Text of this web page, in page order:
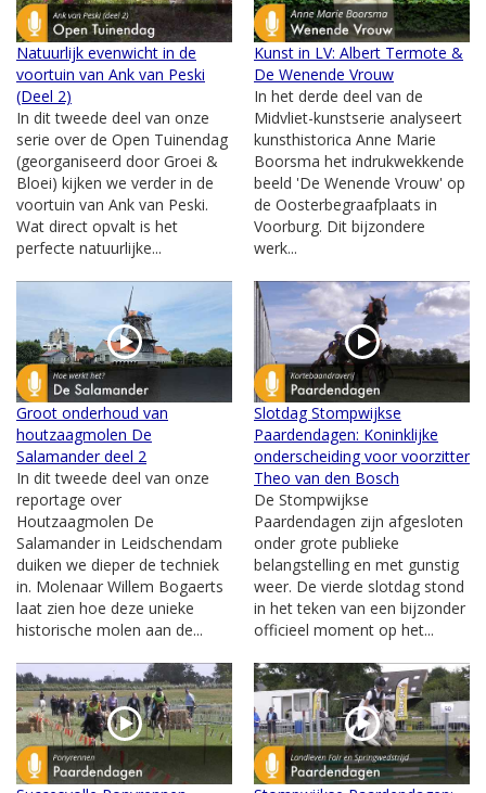
Natuurlijk evenwicht in de
voortuin van Ank van Peski
(Deel 2)
In dit tweede deel van onze
serie over de Open Tuinendag
(georganiseerd door Groei &
Bloei) kijken we verder in de
voortuin van Ank van Peski.
Wat direct opvalt is het
perfecte natuurlijke...
Kunst in LV: Albert Termote &
De Wenende Vrouw
In het derde deel van de
Midvliet-kunstserie analyseert
kunsthistorica Anne Marie
Boorsma het indrukwekkende
beeld 'De Wenende Vrouw' op
de Oosterbegraafplaats in
Voorburg. Dit bijzondere
werk...
Groot onderhoud van
houtzaagmolen De
Salamander deel 2
In dit tweede deel van onze
reportage over
Houtzaagmolen De
Salamander in Leidschendam
duiken we dieper de techniek
in. Molenaar Willem Bogaerts
laat zien hoe deze unieke
historische molen aan de...
Slotdag Stompwijkse
Paardendagen: Koninklijke
onderscheiding voor voorzitter
Theo van den Bosch
De Stompwijkse
Paardendagen zijn afgesloten
onder grote publieke
belangstelling en met gunstig
weer. De vierde slotdag stond
in het teken van een bijzonder
officieel moment op het...